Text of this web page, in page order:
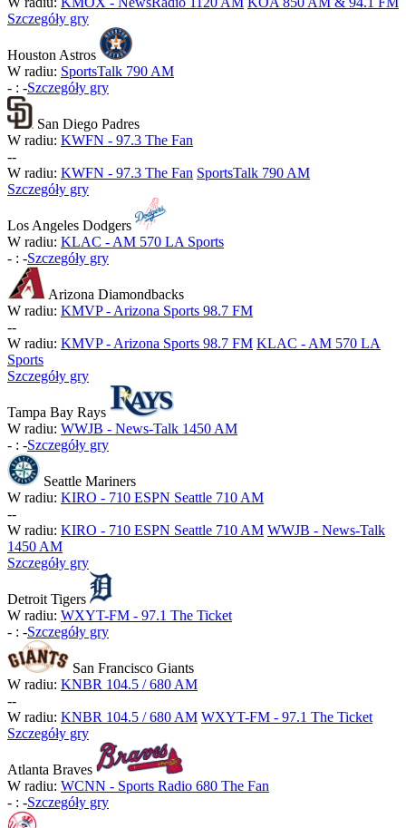
Szczegóły gry
Houston Astros
W radiu: SportsTalk 790 AM
- : -Szczegóły gry
San Diego Padres
W radiu: KWFN - 97.3 The Fan
--
W radiu: KWFN - 97.3 The Fan SportsTalk 790 AM
Szczegóły gry
Los Angeles Dodgers
W radiu: KLAC - AM 570 LA Sports
- : -Szczegóły gry
Arizona Diamondbacks
W radiu: KMVP - Arizona Sports 98.7 FM
--
W radiu: KMVP - Arizona Sports 98.7 FM KLAC - AM 570 LA
Sports
Szczegóły gry
Tampa Bay Rays
W radiu: WWJB - News-Talk 1450 AM
- : -Szczegóły gry
Seattle Mariners
W radiu: KIRO - 710 ESPN Seattle 710 AM
--
W radiu: KIRO - 710 ESPN Seattle 710 AM WWJB - News-Talk
1450 AM
Szczegóły gry
Detroit Tigers
W radiu: WXYT-FM - 97.1 The Ticket
- : -Szczegóły gry
San Francisco Giants
W radiu: KNBR 104.5 / 680 AM
--
W radiu: KNBR 104.5 / 680 AM WXYT-FM - 97.1 The Ticket
Szczegóły gry
Atlanta Braves
W radiu: WCNN - Sports Radio 680 The Fan
- : -Szczegóły gry